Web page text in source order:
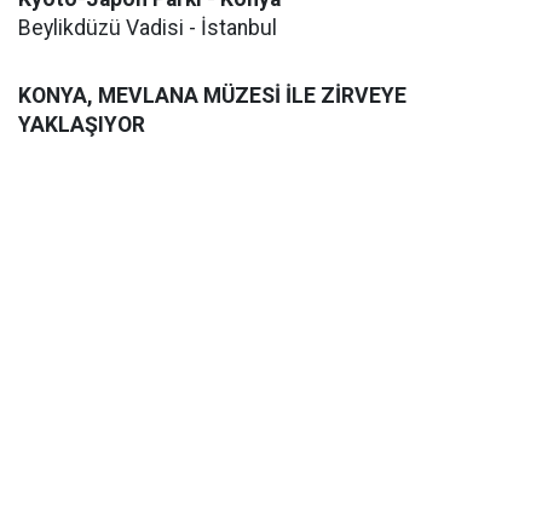
Beylikdüzü Vadisi - İstanbul
KONYA, MEVLANA MÜZESİ İLE ZİRVEYE
YAKLAŞIYOR